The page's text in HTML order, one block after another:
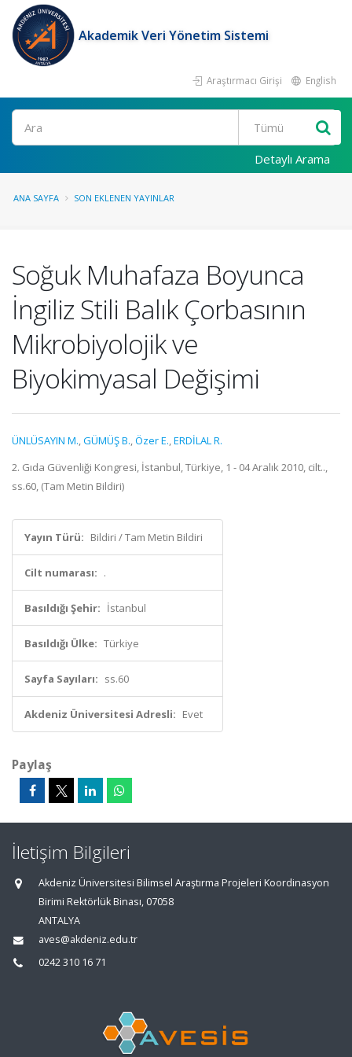
Akademik Veri Yönetim Sistemi
Araştırmacı Girişi English
Ara
Detaylı Arama
ANA SAYFA SON EKLENEN YAYINLAR
Soğuk Muhafaza Boyunca
İngiliz Stili Balık Çorbasının
Mikrobiyolojik ve
Biyokimyasal Değişimi
ÜNLÜSAYIN M.,GÜMÜŞ B.,Özer E.,ERDİLAL R.
2. Gıda Güvenliği Kongresi, İstanbul, Türkiye, 1 - 04 Aralık 2010, cilt..,
ss.60, (Tam Metin Bildiri)
Yayın Türü: Bildiri / Tam Metin Bildiri
Cilt numarası: .
Basıldığı Şehir: İstanbul
Basıldığı Ülke: Türkiye
Sayfa Sayıları: ss.60
Akdeniz Üniversitesi Adresli: Evet
Paylaş
İletişim Bilgileri
Akdeniz Üniversitesi Bilimsel Araştırma Projeleri Koordinasyon
Birimi Rektörlük Binası, 07058
ANTALYA
aves@akdeniz.edu.tr
0242 310 16 71